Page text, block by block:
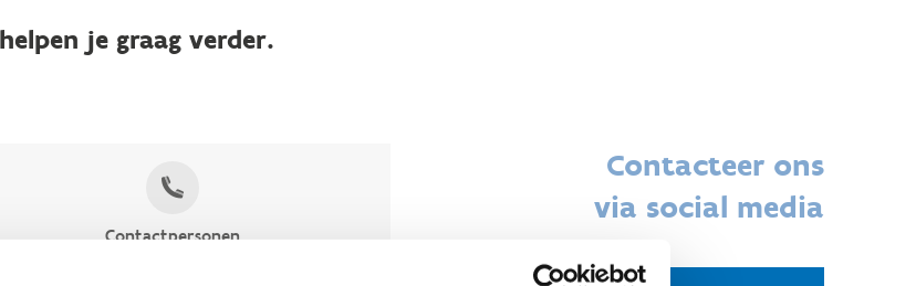
je graag verder.
Contactpersonen
Contacteer ons
via social media